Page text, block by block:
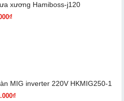
xương Hamiboss-j120
MIG inverter 220V HKMIG250-1